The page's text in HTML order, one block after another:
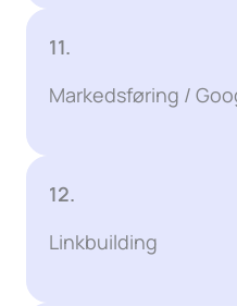
11.
Markedsføring /
12.
Linkbuilding